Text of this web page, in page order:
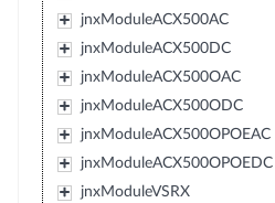
jnxModuleACX500AC
jnxModuleACX500DC
jnxModuleACX500OAC
jnxModuleACX500ODC
jnxModuleACX500OPOEAC
jnxModuleACX500OPOEDC
jnxModuleVSRX